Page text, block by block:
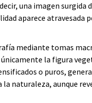
una imagen surgida
aparece atravesada
mediante tomas
la figura
o puros,
naturaleza, aunque